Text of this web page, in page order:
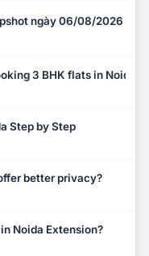
ngày 06/08/2026
3 BHK flats in Noida?
Step by Step
better privacy?
Noida Extension?